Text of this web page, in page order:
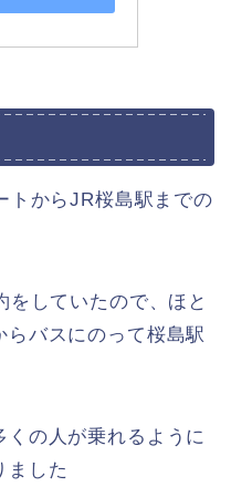
トからJR桜島駅までの
をしていたので、ほと
らバスにのって桜島駅
の人が乗れるように
ました